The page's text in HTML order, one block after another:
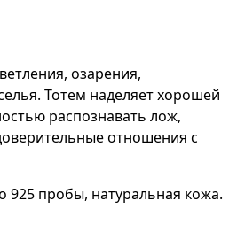
озарения,
Тотем наделяет хорошей
распознавать лож,
отношения с
925 пробы, натуральная кожа.